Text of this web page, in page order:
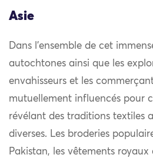
Asie
Dans l’ensemble de cet
autochtones ainsi que les
envahisseurs et les
mutuellement influencés pour
révélant des traditions textiles
diverses. Les broderies
Pakistan, les vêtements royaux